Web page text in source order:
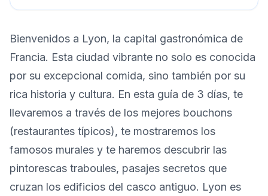
Bienvenidos a Lyon, la capital gastronómica de
Francia. Esta ciudad vibrante no solo es conocida
por su excepcional comida, sino también por su
rica historia y cultura. En esta guía de 3 días, te
llevaremos a través de los mejores bouchons
(restaurantes típicos), te mostraremos los
famosos murales y te haremos descubrir las
pintorescas traboules, pasajes secretos que
cruzan los edificios del casco antiguo. Lyon es